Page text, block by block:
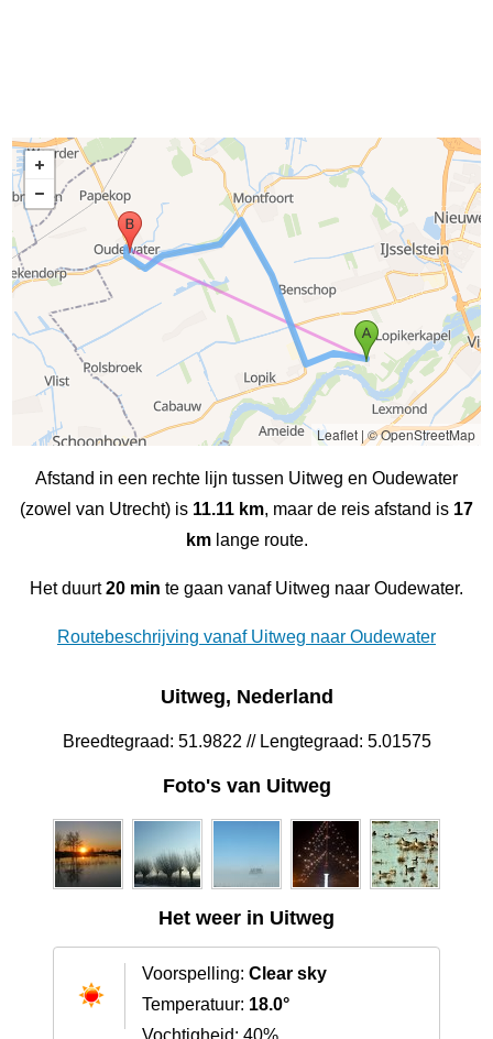
Leaflet|© OpenStreetMap
Afstand in een rechte lijn tussen Uitweg en Oudewater
(zowel van Utrecht) is 11.11 km, maar de reis afstand is 17
kmlange route.
Het duurt20 min te gaan vanaf Uitweg naar Oudewater.
Routebeschrijving vanaf Uitweg naar Oudewater
Uitweg, Nederland
Breedtegraad: 51.9822 // Lengtegraad: 5.01575
Foto's van Uitweg
Het weer in Uitweg
Voorspelling: Clear sky
Temperatuur: 18.0°